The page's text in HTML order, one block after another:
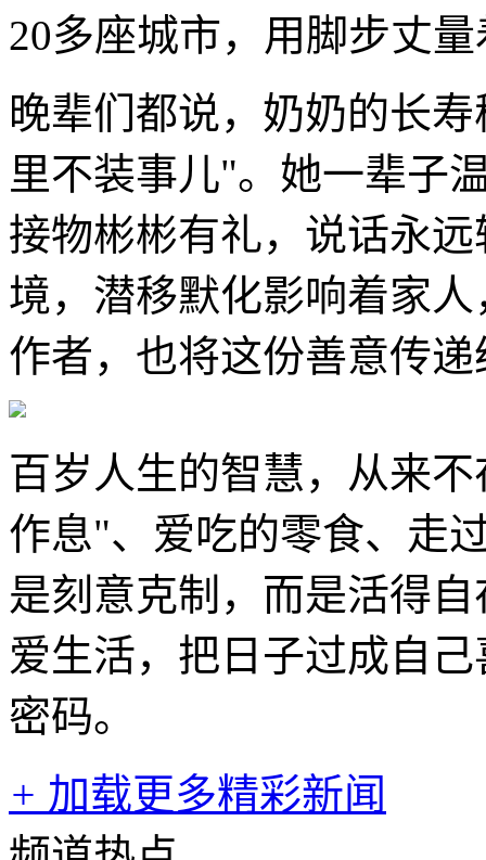
20多座城市，用脚步丈
晚辈们都说，奶奶的长
里不装事儿"。她一辈子
接物彬彬有礼，说话永
境，潜移默化影响着家
作者，也将这份善意传
百岁人生的智慧，从来
作息"、爱吃的零食、走
是刻意克制，而是活得
爱生活，把日子过成自
密码。
+ 加载更多精彩新闻